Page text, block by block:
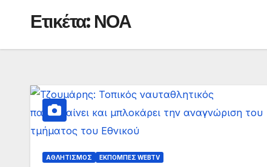
Ετικέτα: ΝΟΑ
ΑΘΛΗΤΙΣΜΌΣ ΕΚΠΟΜΠΈΣ WEBTV